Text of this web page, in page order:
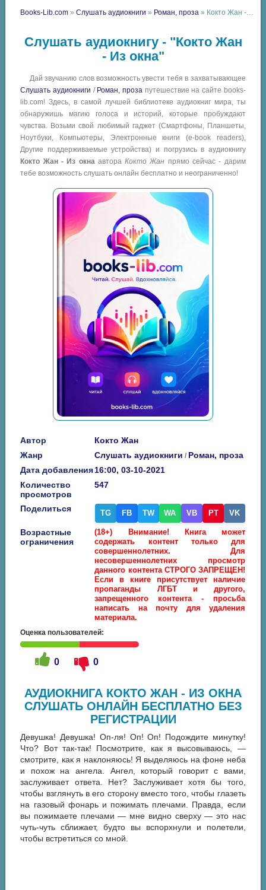
Books-Lib.com »Слушать аудиокниги » Роман, проза » Кокто Жан - Из окна
Слушать аудиокнигу - "Кокто Жан
- Из окна"
Дай звучанию слов возможность увести тебя в захватывающее
Слушать аудиокниги / Роман, проза путешествие на сайте books-
lib.com! Здесь, в самой лучшей библиотеке аудиокниг мира, ты
обнаружишь магию голоса и историй, которые пробуждают
чувства. Возьми свой любимый гаджет (Смартфоны, Планшеты,
Ноутбуки, Компьютеры, Электронные книги (e-book readers),
Другие поддерживаемые устройства) и погрузись в аудиокнигу
Кокто Жан - Из окнаавтораКокто Жан прямо сейчас - дарим
тебе возможность слушать онлайн бесплатно и неограниченно!
Автор
Кокто Жан
Жанр
Слушать аудиокниги / Роман, проза
Дата добавления16:00, 03-10-2021
Количество
просмотров
547
Поделиться TG FB TW WA VB PT VK
Возрастные
ограничения
(18+) Внимание! Книга может
содержать контент только для
совершеннолетних. Для
несовершеннолетних просмотр
данного контента СТРОГО ЗАПРЕЩЕН!
Если в книге присутствует наличие
пропаганды ЛГБТ и другого,
запрещенного контента - просьба
написать на почту для удаления
материала.
Оценка пользователей:
0 0
АУДИОКНИГА КОКТО ЖАН - ИЗ ОКНА
СЛУШАТЬ ОНЛАЙН БЕСПЛАТНО БЕЗ
РЕГИСТРАЦИИ
Девушка! Девушка! Оп-ля! Оп! Оп! Подождите минутку!
Что? Вот так-так! Посмотрите, как я высовываюсь, —
смотрите, как я наклоняюсь! Я выделяюсь на фоне неба
и похож на ангела. Ангел, который говорит с вами,
заслуживает ответа. Нет? Заслуживает хотя бы того,
чтобы взглянуть в его сторону вместо того, чтобы глазеть
на газовый фонарь и пожимать плечами. Правда, если
вы пожимаете плечами — мне видно сверху — это нас
чуть-чуть сближает, будто вы вспорхнули и полетели,
чтобы встретиться со мной.